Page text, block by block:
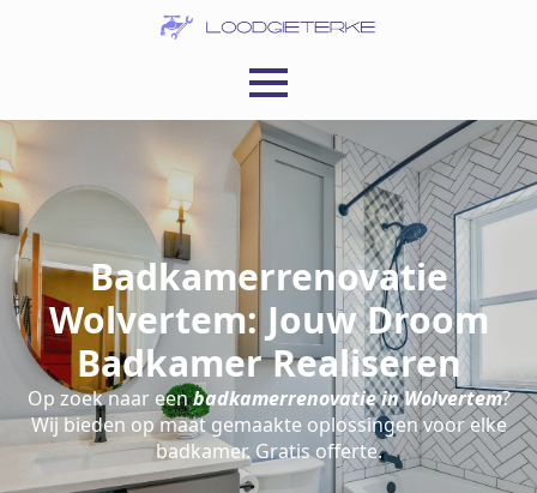
Badkamerrenovatie
Wolvertem: Jouw Droom
Badkamer Realiseren
Op zoek naar eenbadkamerrenovatie in Wolvertem?
Wij bieden op maat gemaakte oplossingen voor elke
badkamer. Gratis offerte.